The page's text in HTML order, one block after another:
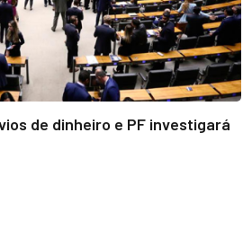
de dinheiro e PF investigará